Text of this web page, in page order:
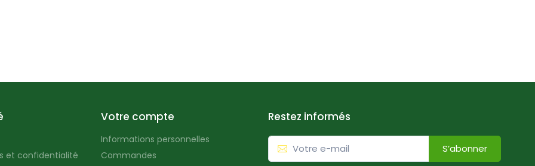
et confidentialité
Votre compte
Informations personnelles
Commandes
Restez informés
S’abonner